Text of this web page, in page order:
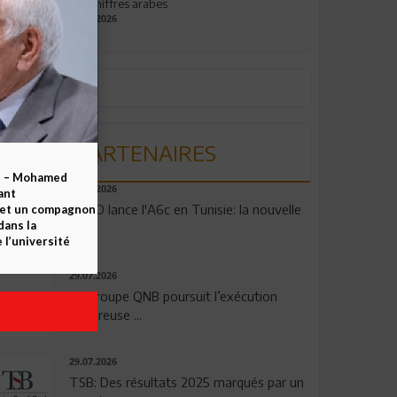
aux chiffres arabes
09.07.2026
PARTENAIRES
04.08.2026
OPPO lance l'A6c en Tunisie: la nouvelle
29.07.2026
Le Groupe QNB poursuit l’exécution
rigoureuse ...
29.07.2026
TSB: Des résultats 2025 marqués par un
Mohamed
un compagnon
la
l’université